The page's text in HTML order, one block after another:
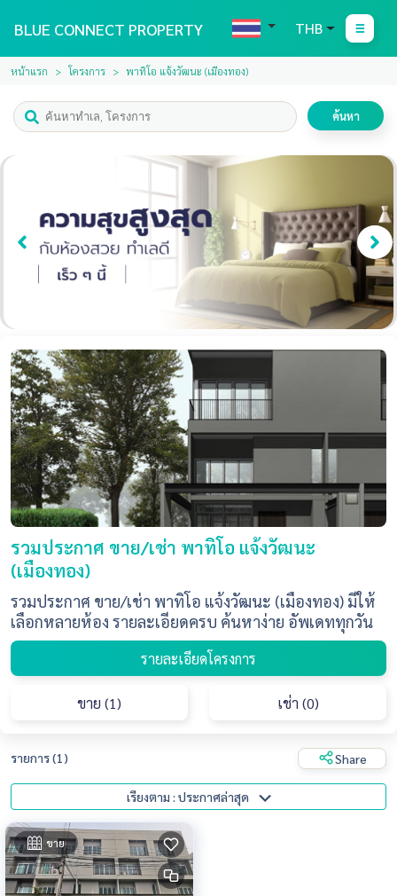
BLUE CONNECT PROPERTY THB
หน้าแรก โครงการ พาทิโอ แจ้งวัฒนะ (เมืองทอง)
ค้นหา
รวมประกาศ ขาย/เช่า พาทิโอ แจ้งวัฒนะ
(เมืองทอง)
รวมประกาศ ขาย/เช่า พาทิโอ แจ้งวัฒนะ (เมืองทอง) มีให้
เลือกหลายห้อง รายละเอียดครบ ค้นหาง่าย อัพเดททุกวัน
รายละเอียดโครงการ
ขาย (1) เช่า (0)
รายการ (1) Share
เรียงตาม : ประกาศล่าสุด
ขาย